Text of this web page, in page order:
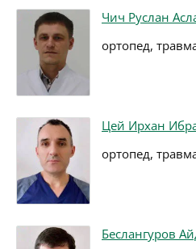
Чич Руслан
ортопед,
Цей Ирхан
ортопед,
Беслангуров